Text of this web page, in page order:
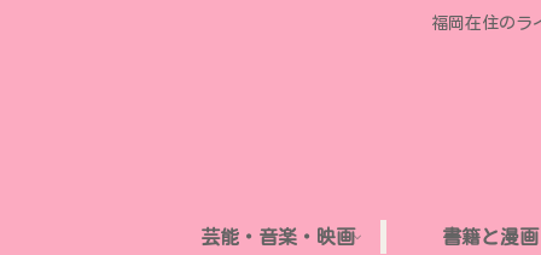
福岡在住のラ
芸能・音楽・映画 書籍と漫画